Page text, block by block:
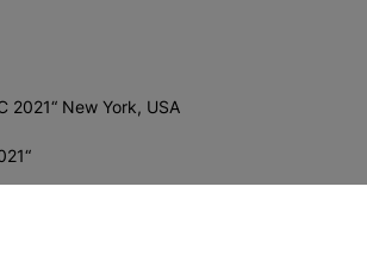
2021“ New York, USA